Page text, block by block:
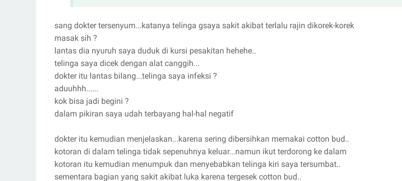
sang dokter tersenyum...katanya telinga gsaya sakit akibat terlalu rajin dikorek-korek
masak sih ?
lantas dia nyuruh saya duduk di kursi pesakitan hehehe..
telinga saya dicek dengan alat canggih...
dokter itu lantas bilang...telinga saya infeksi ?
aduuhhh......
kok bisa jadi begini ?
dalam pikiran saya udah terbayang hal-hal negatif
dokter itu kemudian menjelaskan...karena sering dibersihkan memakai cotton bud..
kotoran di dalam telinga tidak sepenuhnya keluar...namun ikut terdorong ke dalam
kotoran itu kemudian menumpuk dan menyebabkan telinga kiri saya tersumbat..
sementara bagian yang sakit akibat luka karena tergesek cotton bud..